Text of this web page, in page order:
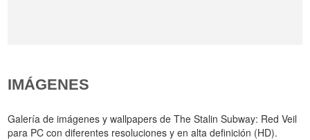
IMÁGENES
Galería de imágenes y wallpapers de The Stalin Subway: Red Veil
para PC con diferentes resoluciones y en alta definición (HD).